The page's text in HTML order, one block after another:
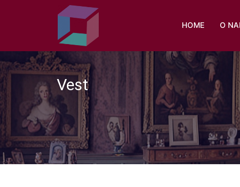
HOME O
Vest